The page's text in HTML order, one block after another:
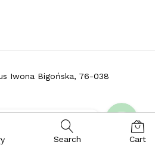
Iwona Bigońska, 76-038
Search Cart
i zadaj pytanie